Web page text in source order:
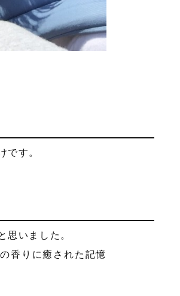
です。
思いました。
香りに癒された記憶